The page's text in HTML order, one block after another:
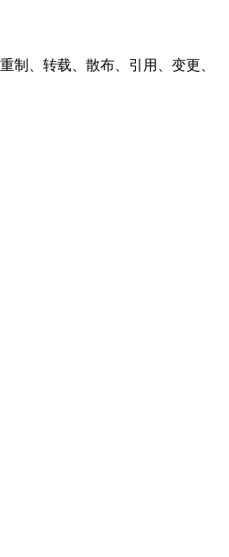
制、转载、散布、引用、变更、